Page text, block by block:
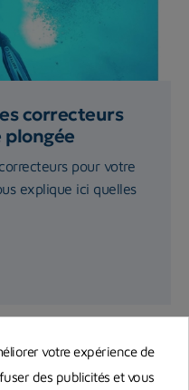
correcteurs
plongée
pour votre
explique ici quelles
votre expérience de
des publicités et vous